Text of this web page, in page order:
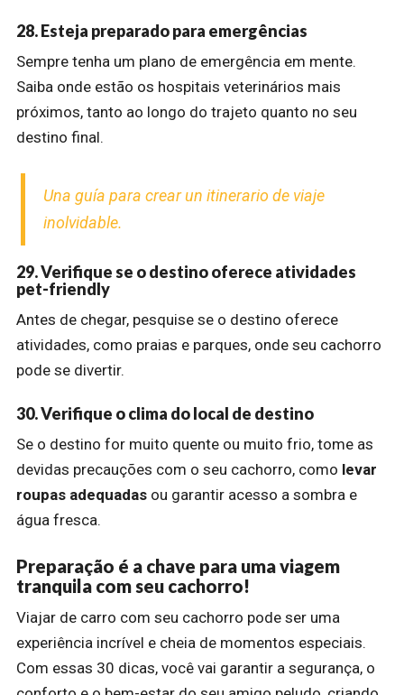
28. Esteja preparado para emergências
Sempre tenha um plano de emergência em mente.
Saiba onde estão os hospitais veterinários mais
próximos, tanto ao longo do trajeto quanto no seu
destino final.
Una guía para crear un itinerario de viaje
inolvidable.
29. Verifique se o destino oferece atividades
pet-friendly
Antes de chegar, pesquise se o destino oferece
atividades, como praias e parques, onde seu cachorro
pode se divertir.
30. Verifique o clima do local de destino
Se o destino for muito quente ou muito frio, tome as
devidas precauções com o seu cachorro, como levar
roupas adequadas ou garantir acesso a sombra e
água fresca.
Preparação é a chave para uma viagem
tranquila com seu cachorro!
Viajar de carro com seu cachorro pode ser uma
experiência incrível e cheia de momentos especiais.
Com essas 30 dicas, você vai garantir a segurança, o